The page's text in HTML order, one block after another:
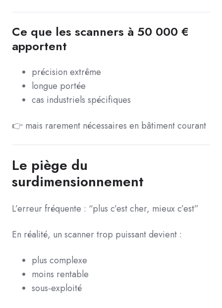
Ce que les scanners à 50 000 €
apportent
précision extrême
longue portée
cas industriels spécifiques
👉 mais rarement nécessaires en bâtiment courant
Le piège du
surdimensionnement
L’erreur fréquente : “plus c’est cher, mieux c’est”
En réalité, un scanner trop puissant devient :
plus complexe
moins rentable
sous-exploité